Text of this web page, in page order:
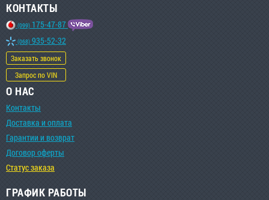
КОНТАКТЫ
(099) 175-47-87
(068) 935-52-32
Заказать звонок
Запрос по VIN
О НАС
Контакты
Доставка и оплата
Гарантии и возврат
Договор оферты
Статус заказа
ГРАФИК РАБОТЫ